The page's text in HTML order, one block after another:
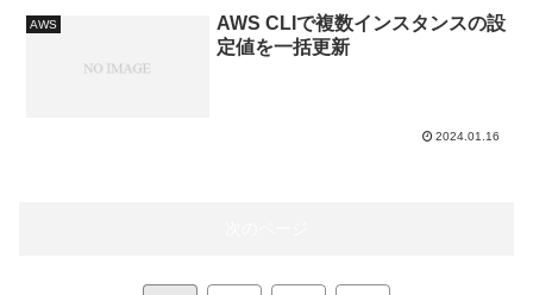
AWS
AWS CLIで複数インスタンスの設
定値を一括更新
2024.01.16